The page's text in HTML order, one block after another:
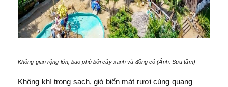
Không gian rộng lớn, bao phủ bởi cây xanh và đồng cỏ (Ảnh: Sưu tầm)
Không khí trong sạch, gió biển mát rượi cùng quang